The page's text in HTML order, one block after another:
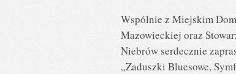
Wspólnie z Miejskim
Mazowieckiej oraz
Niebrów serdecznie
„Zaduszki Bluesowe,